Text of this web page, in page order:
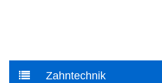
Zahntechnik